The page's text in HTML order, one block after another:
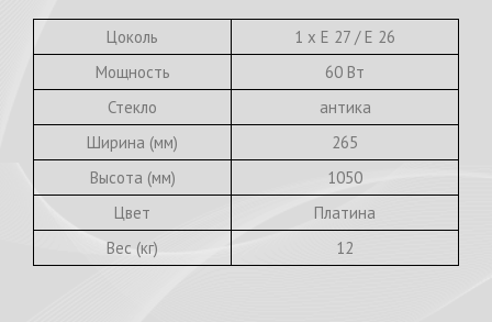
Цоколь
1 х E 27 / E 26
Мощность
60 Вт
Стекло
антика
Ширина (мм)
265
Высота (мм)
1050
Цвет
Платина
Вес (кг)
12